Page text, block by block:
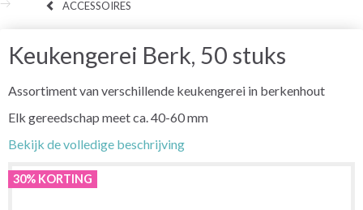
ACCESSOIRES
Keukengerei Berk, 50 stuks
Assortiment van verschillende keukengerei in berkenhout
Elk gereedschap meet ca. 40-60 mm
Bekijk de volledige beschrijving
30% KORTING